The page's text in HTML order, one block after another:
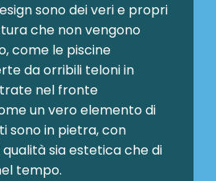
sono dei veri e propri
che non vengono
come le piscine
da orribili teloni in
nel fronte
un vero elemento di
sono in pietra, con
sia estetica che di
tempo.